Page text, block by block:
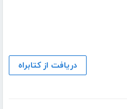
دریافت از کتابراه